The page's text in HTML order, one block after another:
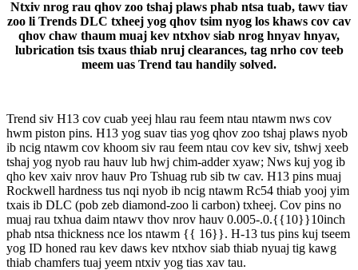
Ntxiv nrog rau qhov zoo tshaj plaws phab ntsa tuab, tawv tiav
zoo li Trends DLC txheej yog qhov tsim nyog los khaws cov cav
qhov chaw thaum muaj kev ntxhov siab nrog hnyav hnyav,
lubrication tsis txaus thiab nruj clearances, tag nrho cov teeb
meem uas Trend tau handily solved.
Trend siv H13 cov cuab yeej hlau rau feem ntau ntawm nws cov
hwm piston pins. H13 yog suav tias yog qhov zoo tshaj plaws nyob
ib ncig ntawm cov khoom siv rau feem ntau cov kev siv, tshwj xeeb
tshaj yog nyob rau hauv lub hwj chim-adder xyaw; Nws kuj yog ib
qho kev xaiv nrov hauv Pro Tshuag rub sib tw cav. H13 pins muaj
Rockwell hardness tus nqi nyob ib ncig ntawm Rc54 thiab yooj yim
txais ib DLC (pob zeb diamond-zoo li carbon) txheej. Cov pins no
muaj rau txhua daim ntawv thov nrov hauv 0.005-.0.{{10}}10inch
phab ntsa thickness nce los ntawm {{ 16}}. H-13 tus pins kuj tseem
yog ID honed rau kev daws kev ntxhov siab thiab nyuaj tig kawg
thiab chamfers tuaj yeem ntxiv yog tias xav tau.